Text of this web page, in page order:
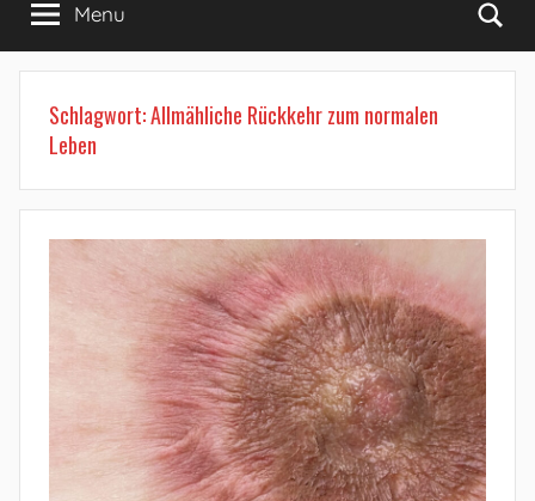
Menu
Schlagwort:Allmähliche Rückkehr zum normalen
Leben